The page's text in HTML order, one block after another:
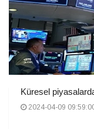
Küresel
2024-04-09